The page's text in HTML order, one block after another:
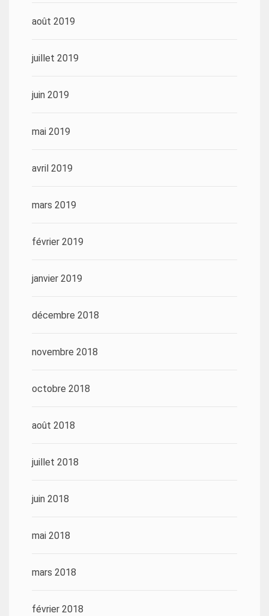
août 2019
juillet 2019
juin 2019
mai 2019
avril 2019
mars 2019
février 2019
janvier 2019
décembre 2018
novembre 2018
octobre 2018
août 2018
juillet 2018
juin 2018
mai 2018
mars 2018
février 2018